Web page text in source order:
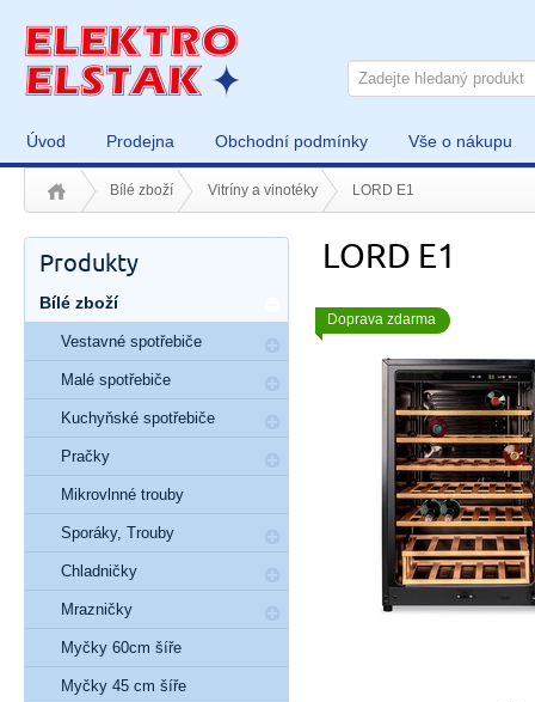
Úvod Prodejna Obchodní podmínky Vše o nákupu
Bílé zboží Vitríny a vinotéky LORD E1
LORD E1
Doprava zdarma
Produkty
Bílé zboží
Vestavné spotřebiče
Malé spotřebiče
Kuchyňské spotřebiče
Pračky
Mikrovlnné trouby
Sporáky, Trouby
Chladničky
Mrazničky
Myčky 60cm šíře
Myčky 45 cm šíře